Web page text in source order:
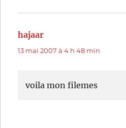
hajaar
13 mai 2007 à 4 h 48 min
voila mon filemes